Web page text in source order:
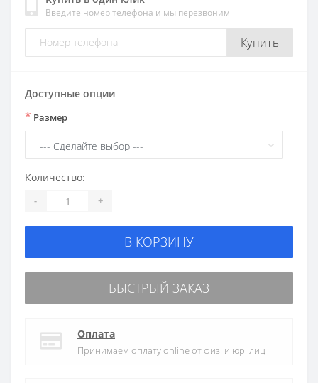
Введите номер телефона и мы перезвоним
Купить
Доступные опции
* Размер
Количество:
- +
В КОРЗИНУ
БЫСТРЫЙ ЗАКАЗ
Оплата
Принимаем оплату online от физ. и юр. лиц